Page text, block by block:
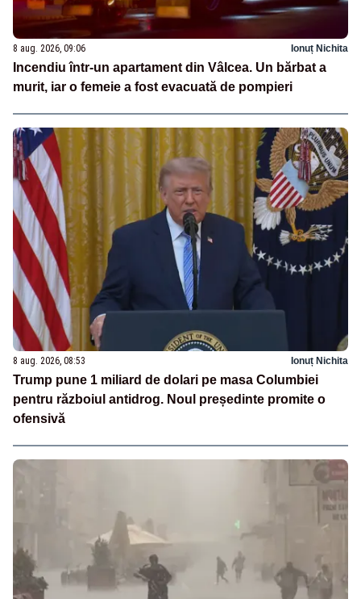
8 aug. 2026, 09:06 Ionuț Nichita
Incendiu într-un apartament din Vâlcea. Un bărbat a
murit, iar o femeie a fost evacuată de pompieri
8 aug. 2026, 08:53 Ionuț Nichita
Trump pune 1 miliard de dolari pe masa Columbiei
pentru războiul antidrog. Noul președinte promite o
ofensivă